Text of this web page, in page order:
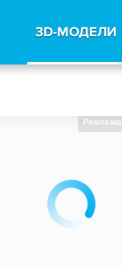
3D-МОДЕЛИ
Реклама